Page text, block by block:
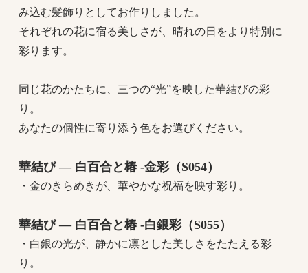
み込む髪飾りとしてお作りしました。
それぞれの花に宿る美しさが、晴れの日をより特別に
彩ります。
同じ花のかたちに、三つの“光”を映した華結びの彩
り。
あなたの個性に寄り添う色をお選びください。
華結び ― 白百合と椿 -金彩（S054）
・金のきらめきが、華やかな祝福を映す彩り。
華結び ― 白百合と椿 -白銀彩（S055）
・白銀の光が、静かに凛とした美しさをたたえる彩
り。